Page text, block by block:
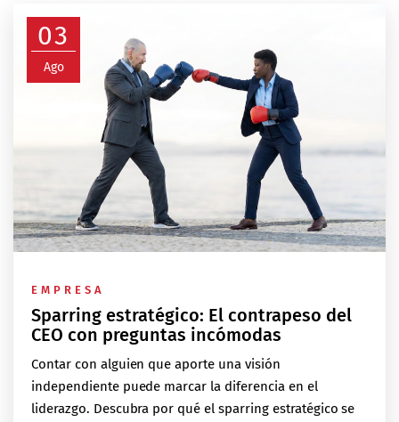
03
Ago
EMPRESA
Sparring estratégico: El contrapeso del
CEO con preguntas incómodas
Contar con alguien que aporte una visión
independiente puede marcar la diferencia en el
liderazgo. Descubra por qué el sparring estratégico se